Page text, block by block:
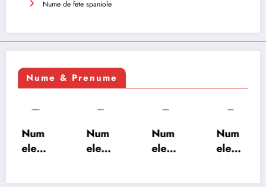
Nume de fete spaniole
Nume & Prenume
Num
ele
Num
ele
Num
ele
Num
ele